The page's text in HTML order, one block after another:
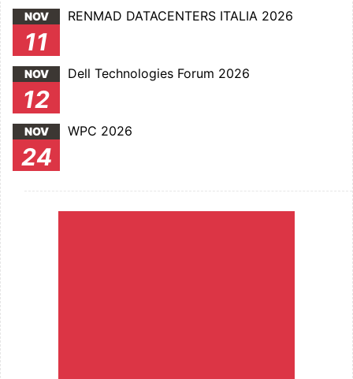
NOV
11
RENMAD DATACENTERS ITALIA 2026
NOV
12
Dell Technologies Forum 2026
NOV
24
WPC 2026